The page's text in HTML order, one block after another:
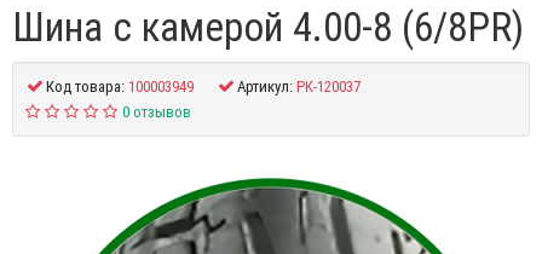
Шина с камерой 4.00-8 (6/8PR)
Код товара:100003949 Артикул:PK-120037
0 отзывов